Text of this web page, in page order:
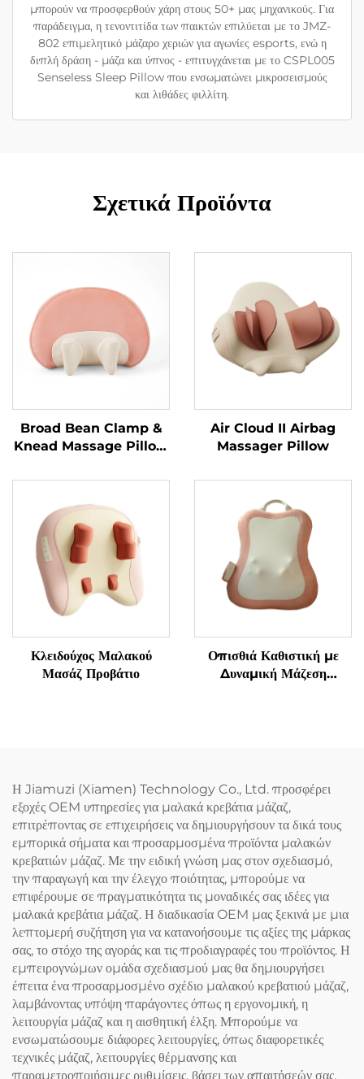
μπορούν να προσφερθούν χάρη στους 50+ μας μηχανικούς. Για
παράδειγμα, η τενοντιτίδα των παικτών επιλύεται με το JMZ-
802 επιμελητικό μάζαρο χεριών για αγωνίες esports, ενώ η
διπλή δράση - μάζα και ύπνος - επιτυγχάνεται με το CSPL005
Senseless Sleep Pillow που ενσωματώνει μικροσεισμούς
και λιθάδες φιλλίτη.
Σχετικά Προϊόντα
Broad Bean Clamp &
Knead Massage Pillow
Air Cloud II Airbag
Massager Pillow
Κλειδούχος Μαλακού
Μασάζ Προβάτιο
Οπισθιά Καθιστική με
Δυναμική Μάζεση
Η Jiamuzi (Xiamen) Technology Co., Ltd. προσφέρει
εξοχές OEM υπηρεσίες για μαλακά κρεβάτια μάζαζ,
επιτρέποντας σε επιχειρήσεις να δημιουργήσουν τα δικά τους
εμπορικά σήματα και προσαρμοσμένα προϊόντα μαλακών
κρεβατιών μάζαζ. Με την ειδική γνώση μας στον σχεδιασμό,
την παραγωγή και την έλεγχο ποιότητας, μπορούμε να
επιφέρουμε σε πραγματικότητα τις μοναδικές σας ιδέες για
μαλακά κρεβάτια μάζαζ. Η διαδικασία OEM μας ξεκινά με μια
λεπτομερή συζήτηση για να κατανοήσουμε τις αξίες της μάρκας
σας, το στόχο της αγοράς και τις προδιαγραφές του προϊόντος. Η
εμπειρογνώμων ομάδα σχεδιασμού μας θα δημιουργήσει
έπειτα ένα προσαρμοσμένο σχέδιο μαλακού κρεβατιού μάζαζ,
λαμβάνοντας υπόψη παράγοντες όπως η εργονομική, η
λειτουργία μάζαζ και η αισθητική έλξη. Μπορούμε να
ενσωματώσουμε διάφορες λειτουργίες, όπως διαφορετικές
τεχνικές μάζαζ, λειτουργίες θέρμανσης και
παραμετροποιήσιμες ρυθμίσεις, βάσει των απαιτήσεών σας.